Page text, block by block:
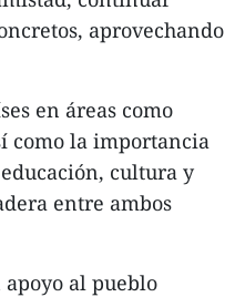
aprovechando
en áreas como
como la importancia
cultura y
entre ambos
al pueblo